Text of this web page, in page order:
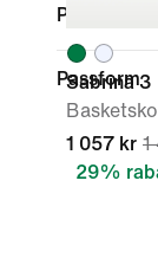
Passform
Sabrina 3
Basketsko
1 057 kr 1
29%